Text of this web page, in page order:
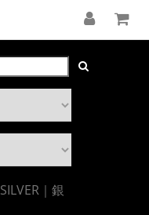
SILVER｜銀